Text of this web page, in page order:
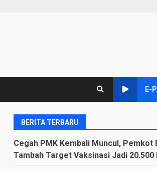
E-
BERITA TERBARU
Cegah PMK Kembali Muncul, Pemkot
Tambah Target Vaksinasi Jadi 20.500